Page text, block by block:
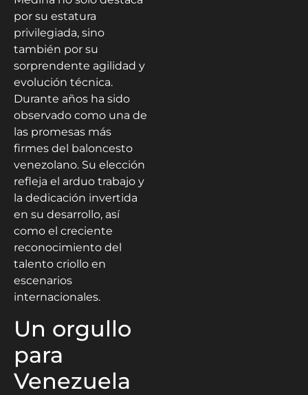
por su estatura
privilegiada, sino
también por su
sorprendente agilidad y
evolución técnica.
Durante años ha sido
observado como una de
las promesas más
firmes del baloncesto
venezolano. Su elección
refleja el arduo trabajo y
la dedicación invertida
en su desarrollo, así
como el creciente
reconocimiento del
talento criollo en
escenarios
internacionales.
Un orgullo
para
Venezuela